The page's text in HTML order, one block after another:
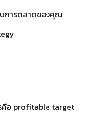
การตลาดของคุณ
รคือ profitable target